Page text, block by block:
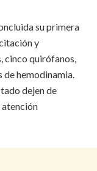
su primera
y
cinco quirófanos,
hemodinamia.
dejen de